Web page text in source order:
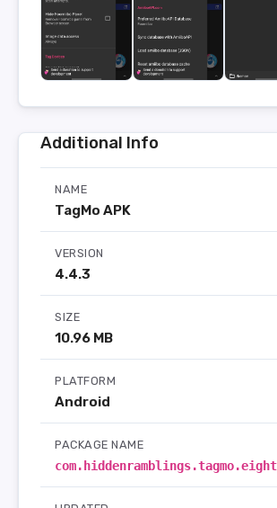
Additional Info
NAME
TagMo APK
VERSION
4.4.3
SIZE
10.96 MB
PLATFORM
Android
PACKAGE NAME